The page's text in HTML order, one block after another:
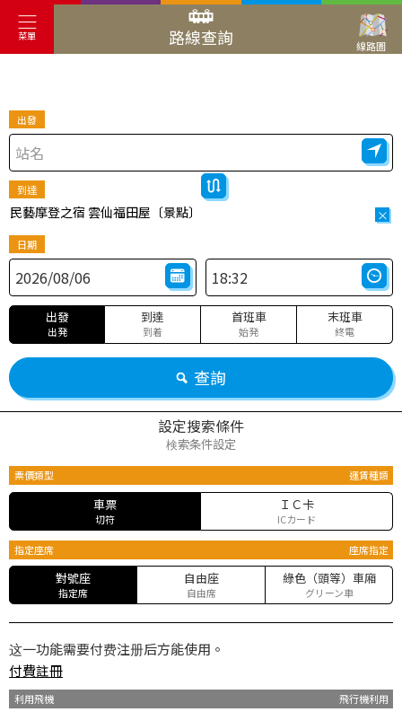
菜單 路線查詢 線路圖
出發
到達
民藝摩登之宿 雲仙福田屋〔景點〕 ×
日期
出發
出発
到達
到着
首班車
始発
末班車
終電
查詢
設定搜索條件
検索条件設定
票價類型 運賃種類
車票
切符
ＩＣ卡
ICカード
指定座席 座席指定
對號座
指定席
自由座
自由席
綠色（頭等）車廂
グリーン車
这一功能需要付费注册后方能使用。
付費註冊
利用飛機 飛行機利用